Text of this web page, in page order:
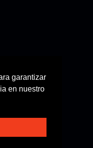
garantizar
en nuestro